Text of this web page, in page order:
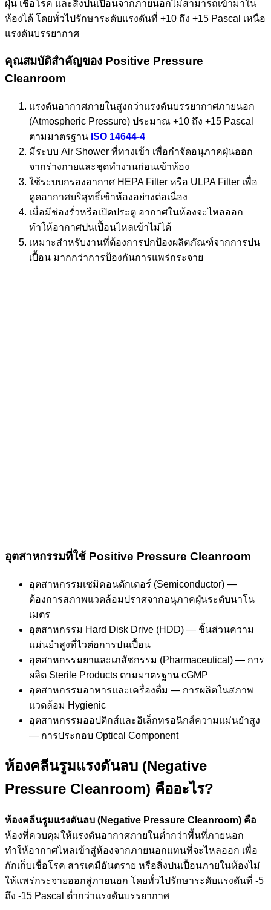
ฝุ่น เชื้อโรค และสิ่งปนเปื้อนจากภายนอกไม่สามารถเข้ามาใน
ห้องได้ โดยทั่วไปรักษาระดับแรงดันที่ +10 ถึง +15 Pascal เหนือ
แรงดันบรรยากาศ
คุณสมบัติสำคัญของ Positive Pressure
Cleanroom
แรงดันอากาศภายในสูงกว่าแรงดันบรรยากาศภายนอก
(Atmospheric Pressure) ประมาณ +10 ถึง +15 Pascal
ตามมาตรฐาน ISO 14644-4
มีระบบ Air Shower ที่ทางเข้า เพื่อกำจัดอนุภาคฝุ่นออก
จากร่างกายและชุดทำงานก่อนเข้าห้อง
ใช้ระบบกรองอากาศ HEPA Filter หรือ ULPA Filter เพื่อ
ดูดอากาศบริสุทธิ์เข้าห้องอย่างต่อเนื่อง
เมื่อมีช่องรั่วหรือเปิดประตู อากาศในห้องจะไหลออก
ทำให้อากาศปนเปื้อนไหลเข้าไม่ได้
เหมาะสำหรับงานที่ต้องการปกป้องผลิตภัณฑ์จากการปน
เปื้อน มากกว่าการป้องกันการแพร่กระจาย
อุตสาหกรรมที่ใช้ Positive Pressure Cleanroom
อุตสาหกรรมเซมิคอนดักเตอร์ (Semiconductor) —
ต้องการสภาพแวดล้อมปราศจากอนุภาคฝุ่นระดับนาโน
เมตร
อุตสาหกรรม Hard Disk Drive (HDD) — ชิ้นส่วนความ
แม่นยำสูงที่ไวต่อการปนเปื้อน
อุตสาหกรรมยาและเภสัชกรรม (Pharmaceutical) — การ
ผลิต Sterile Products ตามมาตรฐาน cGMP
อุตสาหกรรมอาหารและเครื่องดื่ม — การผลิตในสภาพ
แวดล้อม Hygienic
อุตสาหกรรมออปติกส์และอิเล็กทรอนิกส์ความแม่นยำสูง
— การประกอบ Optical Component
ห้องคลีนรูมแรงดันลบ (Negative
Pressure Cleanroom) คืออะไร?
ห้องคลีนรูมแรงดันลบ (Negative Pressure Cleanroom) คือ
ห้องที่ควบคุมให้แรงดันอากาศภายในต่ำกว่าพื้นที่ภายนอก
ทำให้อากาศไหลเข้าสู่ห้องจากภายนอกแทนที่จะไหลออก เพื่อ
กักเก็บเชื้อโรค สารเคมีอันตราย หรือสิ่งปนเปื้อนภายในห้องไม่
ให้แพร่กระจายออกสู่ภายนอก โดยทั่วไปรักษาระดับแรงดันที่ -5
ถึง -15 Pascal ต่ำกว่าแรงดันบรรยากาศ